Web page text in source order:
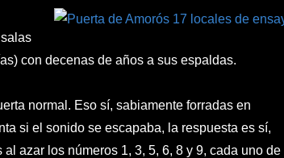
con decenas de años a sus espaldas.
normal. Eso sí, sabiamente forradas en
si el sonido se escapaba, la respuesta es sí,
azar los números 1, 3, 5, 6, 8 y 9, cada uno de